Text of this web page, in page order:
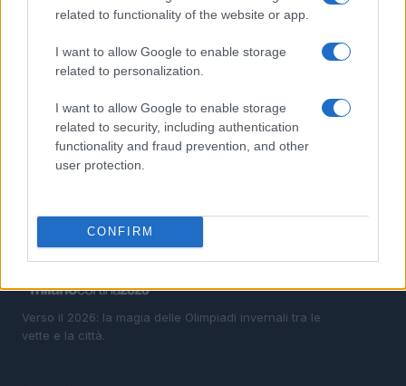
related to functionality of the website or app.
I want to allow Google to enable storage
related to personalization.
I want to allow Google to enable storage
related to security, including authentication
functionality and fraud prevention, and other
user protection.
CONFIRM
Camminare in montagna con i figli: percorsi adatti e
Scopri il paradiso degli sport invernali nella
Bob Dylan in concerto: date e luoghi delle esibizioni
italiane di novembre 2026
Verso il 2026: la magia delle Olimpiadi invernali tra le
vette e la città.